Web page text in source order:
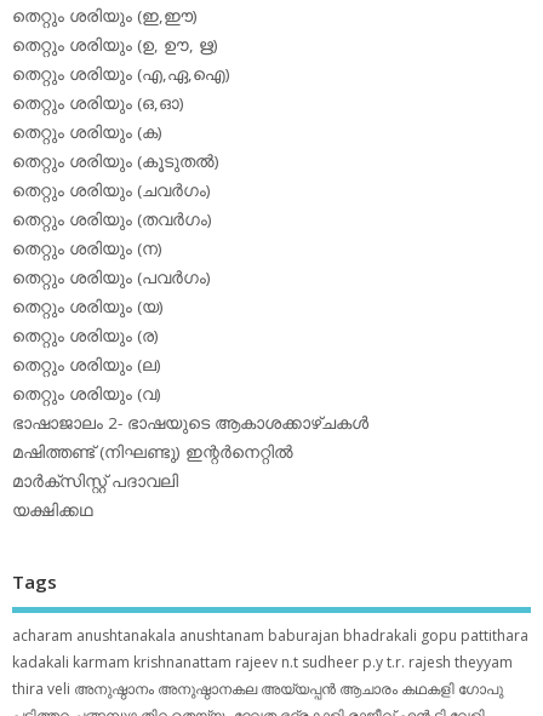
തെറ്റും ശരിയും (ഇ,ഈ)
തെറ്റും ശരിയും (ഉ, ഊ, ഋ)
തെറ്റും ശരിയും (എ,ഏ,ഐ)
തെറ്റും ശരിയും (ഒ,ഓ)
തെറ്റും ശരിയും (ക)
തെറ്റും ശരിയും (കൂടുതല്‍)
തെറ്റും ശരിയും (ചവര്‍ഗം)
തെറ്റും ശരിയും (തവര്‍ഗം)
തെറ്റും ശരിയും (ന)
തെറ്റും ശരിയും (പവര്‍ഗം)
തെറ്റും ശരിയും (യ)
തെറ്റും ശരിയും (ര)
തെറ്റും ശരിയും (ല)
തെറ്റും ശരിയും (വ)
ഭാഷാജാലം 2- ഭാഷയുടെ ആകാശക്കാഴ്ചകള്‍
മഷിത്തണ്ട് (നിഘണ്ടു) ഇന്റര്‍നെറ്റില്‍
മാര്‍ക്‌സിസ്റ്റ് പദാവലി
യക്ഷിക്കഥ
Tags
acharam anushtanakala anushtanam baburajan bhadrakali gopu pattithara
kadakali karmam krishnanattam rajeev n.t sudheer p.yt.r. rajesh theyyam
thira veli അനുഷ്ഠാനം അനുഷ്ഠാനകല അയ്യപ്പന്‍ ആചാരം കഥകളി ഗോപു